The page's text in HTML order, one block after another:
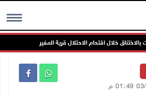
MENU خلال اقتحام الاحتلال قرية المغير